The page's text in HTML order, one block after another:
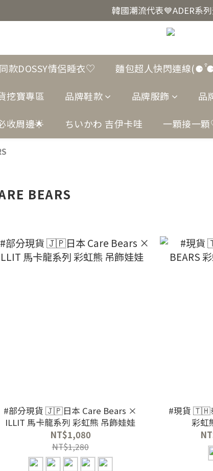
韓國爆紅🔥LUODIN Y2K
韓國潮流代表💙ADER系
韓國爆紅🔥LUODIN Y2K相
款DOSSY情侶睡衣♡ 麵包超人快閃連線(⚈
挖寶專區 品牌鞋款 品牌服飾 品
收周邊🌟 ちいかわ 吉伊卡哇 一顆接一
BEARS
#部分現貨 🇯🇵日本 Care Bears ×
ILLIT 馬卡龍系列 彩虹熊 吊飾娃娃
NT$1,080
NT$1,280
#現貨 🇹🇭
彩虹